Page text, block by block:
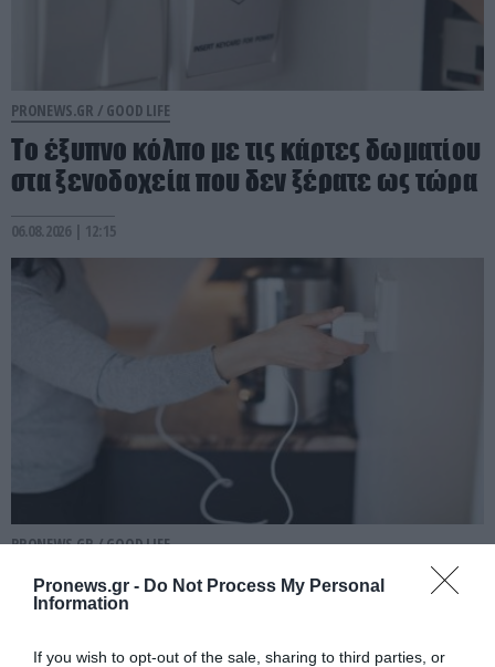
Pronews.gr - Do Not Process My Personal
Information
If you wish to opt-out of the sale, sharing to third parties, or
PRONEWS.GR / GOOD LIFE
Το έξυπνο κόλπο με τις κάρτες δωματίου
στα ξενοδοχεία που δεν ξέρατε ως τώρα
06.08.2026 | 12:15
PRONEWS.GR /GOOD LIFE
Πριν φύγετε για διακοπές: Οι 8
συσκευές που πρέπει να βγάλετε από
την πρίζα